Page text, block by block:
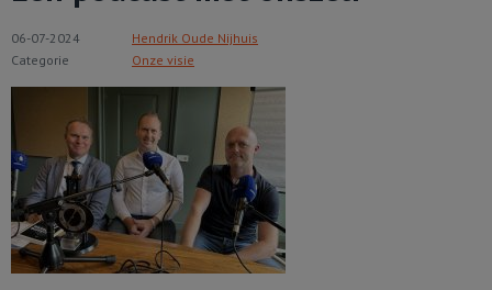
06-07-2024
Hendrik Oude Nijhuis
Categorie
Onze visie